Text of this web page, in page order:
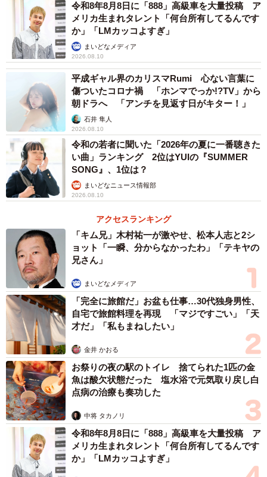
令和8年8月8日に「888」高級車を大量投稿 ア
メリカ生まれタレント「何台所有してるんです
か」「LMカッコよすぎ」
まいどなメディア
2026.08.10
平成ギャル界のカリスマRumi 心ない言葉に
傷ついたコロナ禍 「ホンマでっか!?TV」から
朝ドラへ 「アンチを見返す日がキター！」
石井 隼人
2026.08.10
令和の若者に聞いた「2026年の夏に一番聴きた
い曲」ランキング 2位はYUIの『SUMMER
SONG』、1位は？
まいどなニュース情報部
2026.08.10
アクセスランキング
「キム兄」木村祐一が激やせ、松本人志と2シ
ョット「一瞬、分からなかったわ」「テキヤの
兄さん」
まいどなメディア
「完全に旅館だ」お盆も仕事…30代独身男性、
自宅で旅館料理を再現 「マジですごい」「天
才だ」「私もまねしたい」
金井 かおる
お祭りの夜の駅のトイレ 捨てられた1匹の金
魚は酸欠状態だった 塩水浴で元気取り戻し白
点病の治療も奏功した
中将 タカノリ
令和8年8月8日に「888」高級車を大量投稿 ア
メリカ生まれタレント「何台所有してるんです
か」「LMカッコよすぎ」